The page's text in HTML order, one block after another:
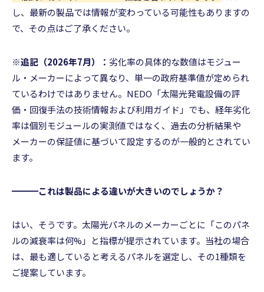
し、最新の製品では情報が変わっている可能性もありますの
で、その点はご了承ください。
※追記（2026年7月）： 劣化率の具体的な数値はモジュー
ル・メーカーによって異なり、単一の政府基準値が定められ
ているわけではありません。NEDO「太陽光発電設備の評
価・回復手法の技術情報および利用ガイド」でも、経年劣化
率は個別モジュールの実測値ではなく、過去の分析結果や
メーカーの保証値に基づいて設定するのが一般的とされてい
ます。
━━━これは製品による違いが大きいのでしょうか？
はい、そうです。太陽光パネルのメーカーごとに「このパネ
ルの減衰率は何%」と指標が提示されています。当社の場合
は、最も適していると考えるパネルを選定し、その1種類を
ご提案しています。